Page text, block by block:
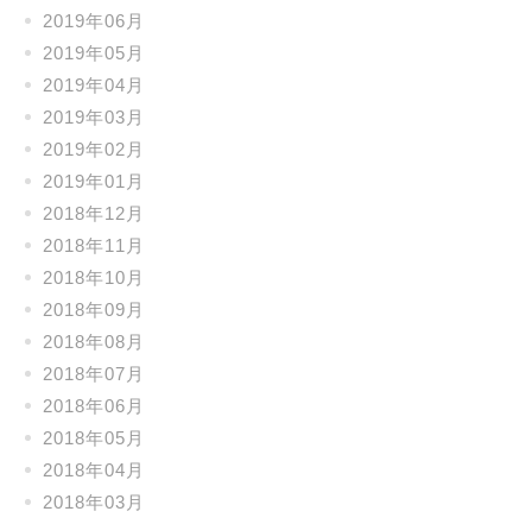
2019年06月
2019年05月
2019年04月
2019年03月
2019年02月
2019年01月
2018年12月
2018年11月
2018年10月
2018年09月
2018年08月
2018年07月
2018年06月
2018年05月
2018年04月
2018年03月